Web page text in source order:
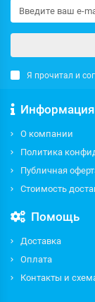
Я прочитал и
Информация
О компании
Политика
Публичная
Стоимость
Помощь
Доставка
Оплата
Контакты и